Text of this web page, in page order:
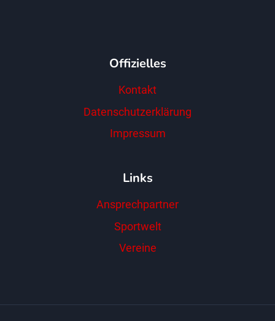
Offizielles
Kontakt
Datenschutzerklärung
Impressum
Links
Ansprechpartner
Sportwelt
Vereine